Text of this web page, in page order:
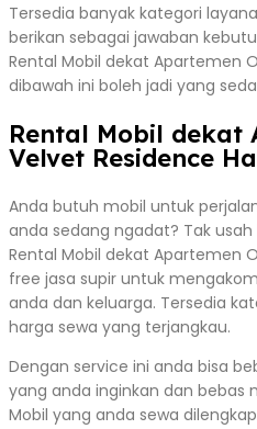
Tersedia banyak kategori
berikan sebagai jawaban
Rental Mobil dekat Apartemen
dibawah ini boleh jadi yang
Rental Mobil dekat
Velvet Residence
Anda butuh mobil untuk
anda sedang ngadat? Tak
Rental Mobil dekat Apartemen
free jasa supir untuk
anda dan keluarga. Tersedia
harga sewa yang terjangkau.
Dengan service ini anda bisa
yang anda inginkan dan bebas
Mobil yang anda sewa